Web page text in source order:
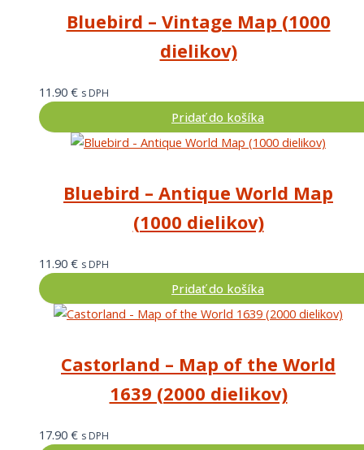
Bluebird – Vintage Map (1000
dielikov)
11.90 € s DPH
Pridať do košíka
Bluebird – Antique World Map
(1000 dielikov)
11.90 € s DPH
Pridať do košíka
Castorland – Map of the World
1639 (2000 dielikov)
17.90 € s DPH